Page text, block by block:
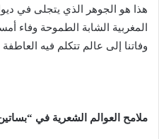
هذا هو الجوهر الذي يتجلى في
المغربية الشابة الطموحة وفاء
وفاتنا إلى عالم تتكلم فيه
ملامح العوالم الشعرية في